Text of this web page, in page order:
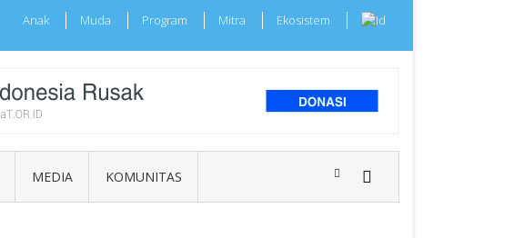
Anak Muda Program Mitra Ekosistem
MEDIA KOMUNITAS